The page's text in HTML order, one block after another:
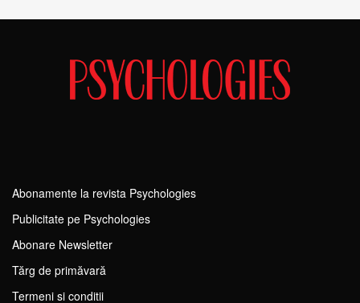
Abonamente la revista Psychologies
Publicitate pe Psychologies
Abonare Newsletter
Tărg de primăvară
Termeni si conditii